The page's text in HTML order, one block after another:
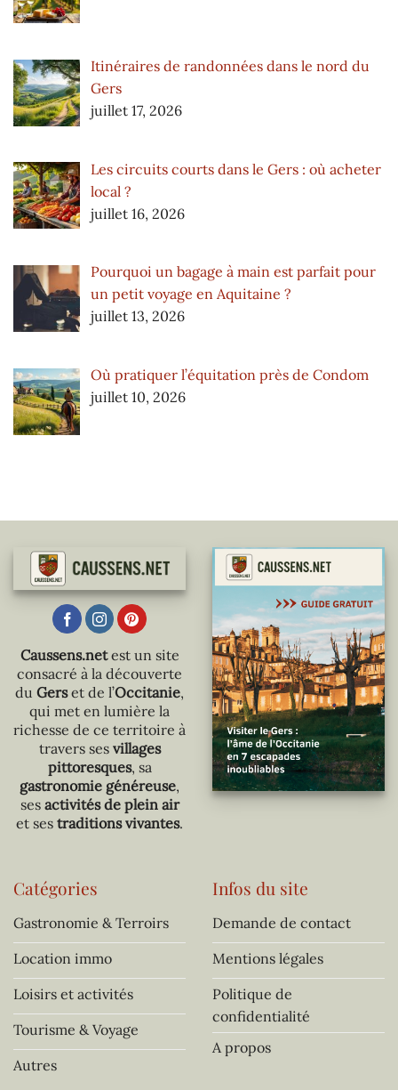
Itinéraires de randonnées dans le nord du
Gers
juillet 17, 2026
Les circuits courts dans le Gers : où acheter
local ?
juillet 16, 2026
Pourquoi un bagage à main est parfait pour
un petit voyage en Aquitaine ?
juillet 13, 2026
Où pratiquer l’équitation près de Condom
juillet 10, 2026
Caussens.netest un site
consacré à la découverte
du Gerset de l’Occitanie,
qui met en lumière la
richesse de ce territoire à
travers ses villages
pittoresques, sa
gastronomie généreuse,
ses activités de plein air
et ses traditions vivantes.
Catégories
Gastronomie & Terroirs
Location immo
Loisirs et activités
Tourisme & Voyage
Autres
Infos du site
Demande de contact
Mentions légales
Politique de
confidentialité
A propos